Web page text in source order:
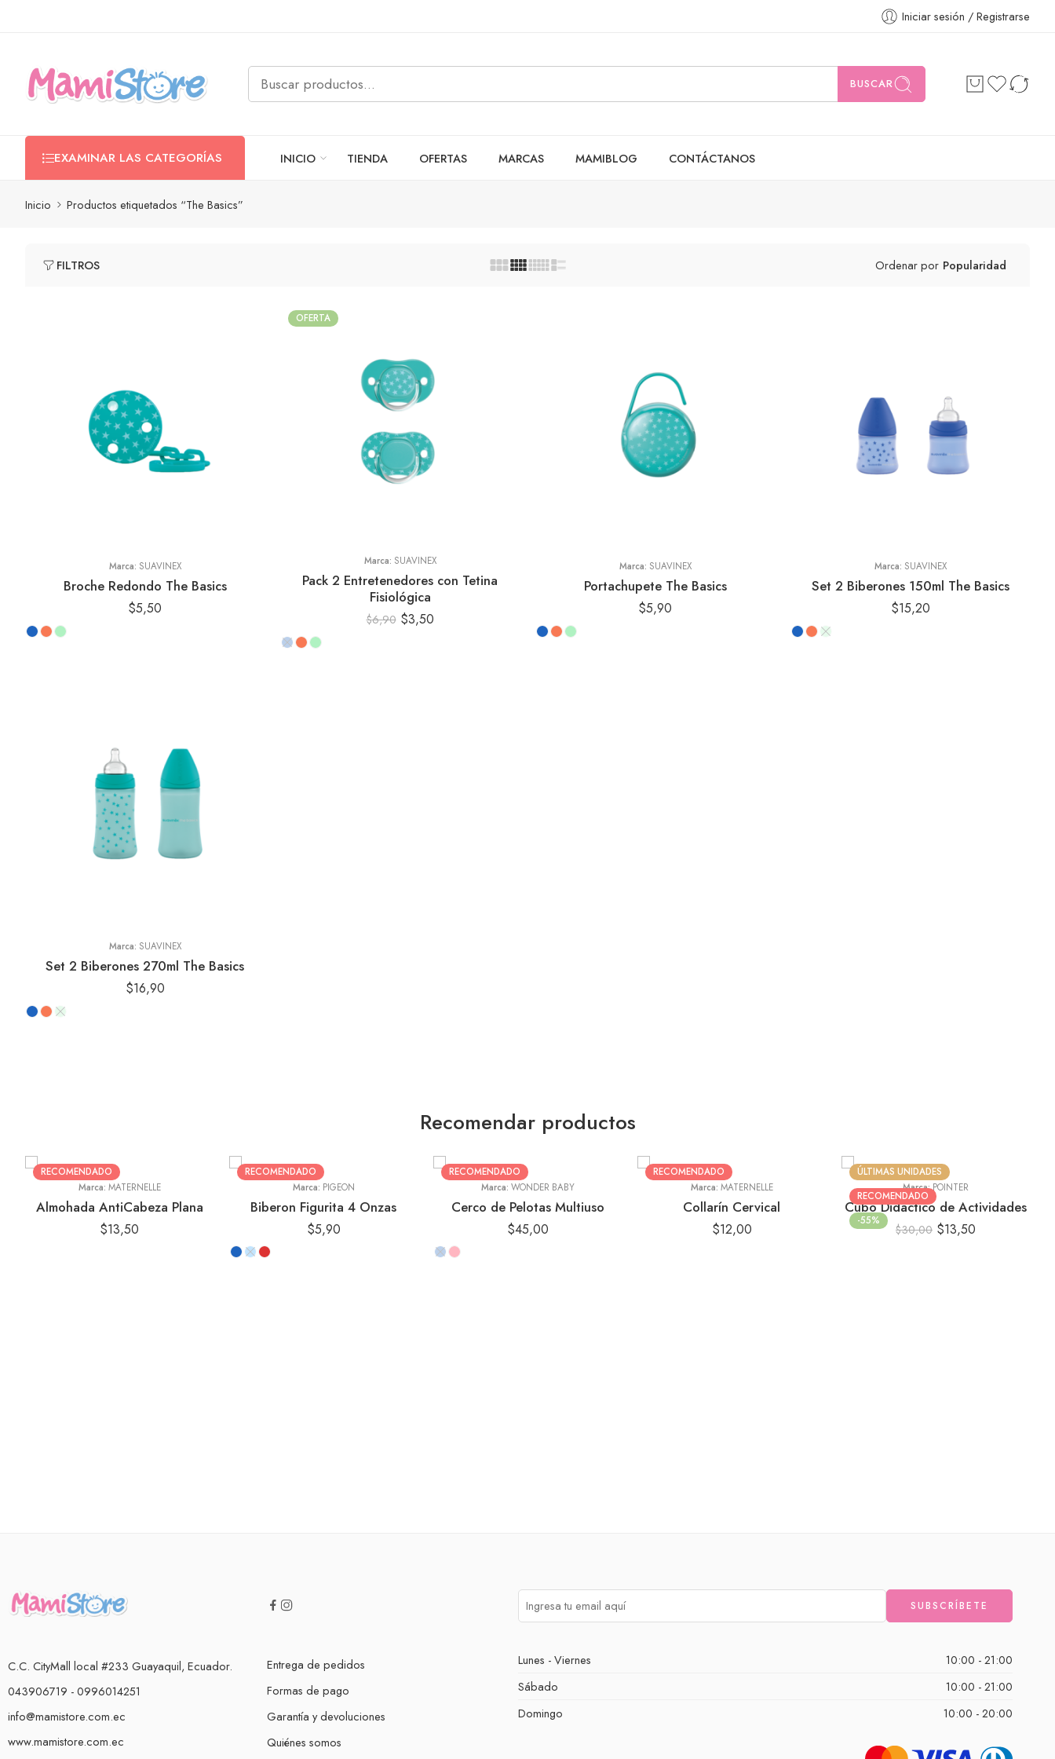
Iniciar sesión / Registrarse
BUSCAR
EXAMINAR LAS CATEGORÍAS INICIO TIENDA OFERTAS MARCAS MAMIBLOG CONTÁCTANOS
Inicio Productos etiquetados “The Basics”
FILTROS Ordenar por Popularidad
Marca: SUAVINEX
Broche Redondo The Basics
$5,50
OFERTA
Marca: SUAVINEX
Pack 2 Entretenedores con Tetina
Fisiológica
$6,90 $3,50
Marca: SUAVINEX
Portachupete The Basics
$5,90
Marca: SUAVINEX
Set 2 Biberones 150ml The Basics
$15,20
Marca: SUAVINEX
Set 2 Biberones 270ml The Basics
$16,90
Recomendar productos
RECOMENDADO
Marca: MATERNELLE
Almohada AntiCabeza Plana
$13,50
RECOMENDADO
Marca: PIGEON
Biberon Figurita 4 Onzas
$5,90
RECOMENDADO
Marca: WONDER BABY
Cerco de Pelotas Multiuso
$45,00
RECOMENDADO
Marca: MATERNELLE
Collarín Cervical
$12,00
ÚLTIMAS UNIDADES
RECOMENDADO
-55%
Marca:POINTER
Cubo Didáctico de Actividades
$30,00 $13,50
C.C. CityMall local #233 Guayaquil, Ecuador.
043906719 - 0996014251
info@mamistore.com.ec
www.mamistore.com.ec
Entrega de pedidos
Formas de pago
Garantía y devoluciones
Quiénes somos
Lunes - Viernes
10:00 - 21:00
Sábado
10:00 - 21:00
Domingo
10:00 - 20:00